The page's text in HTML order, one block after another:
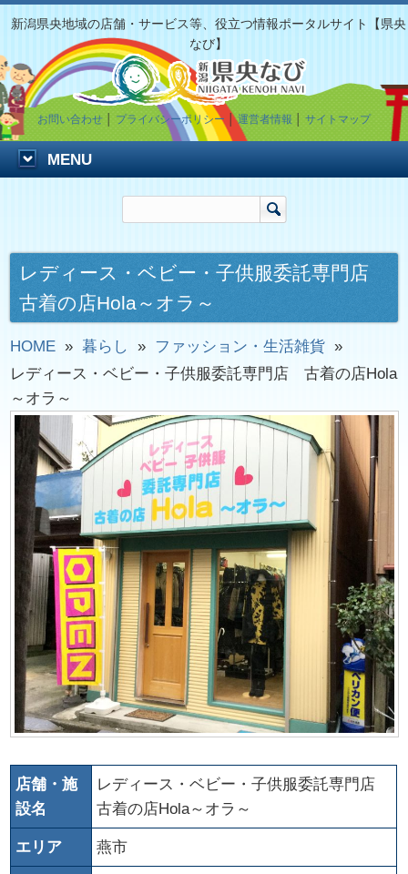
新潟県央地域の店舗・サービス等、役立つ情報ポータルサイト【県央
なび】
お問い合わせ プライバシーポリシー │運営者情報 サイトマップ
MENU
レディース・ベビー・子供服委託専門店
古着の店Hola～オラ～
HOME »暮らし » ファッション・生活雑貨 »
レディース・ベビー・子供服委託専門店 古着の店Hola
～オラ～
店舗・施
設名
レディース・ベビー・子供服委託専門店
古着の店Hola～オラ～
エリア 燕市